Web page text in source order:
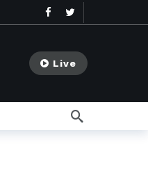
Live